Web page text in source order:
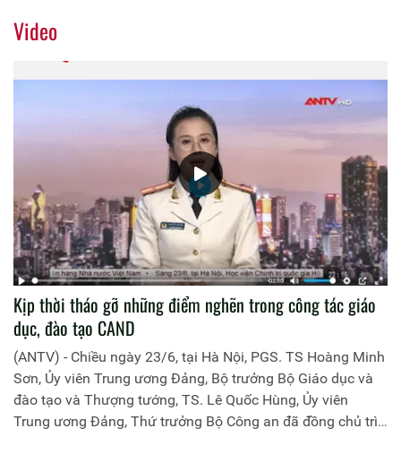
Phan Xuân Tuy, Phó Giám đốc Học viện Chính trị Công an
đại diện lãnh đạo, cán bộ các đơn vị của Học viện Chính trị
Công an nhân dân, Cục Đào tạo và 112 học viên của lớp
Video
Kịp thời tháo gỡ những điểm nghẽn trong công tác giáo
dục, đào tạo CAND
(ANTV) - Chiều ngày 23/6, tại Hà Nội, PGS. TS Hoàng Minh
Sơn, Ủy viên Trung ương Đảng, Bộ trưởng Bộ Giáo dục và
đào tạo và Thượng tướng, TS. Lê Quốc Hùng, Ủy viên
Trung ương Đảng, Thứ trưởng Bộ Công an đã đồng chủ trì